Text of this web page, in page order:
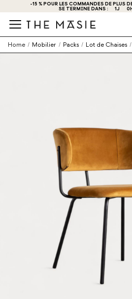
-15 % POUR LES COMMANDES DE PLUS
SE TERMINE DANS : 1J 0
Home / Mobilier / Packs / Lot de Chaises /